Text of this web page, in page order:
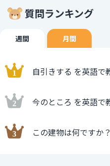
質問ランキング
週間 月間
自引きする を英語で
今のところ を英語で
この建物は何ですか